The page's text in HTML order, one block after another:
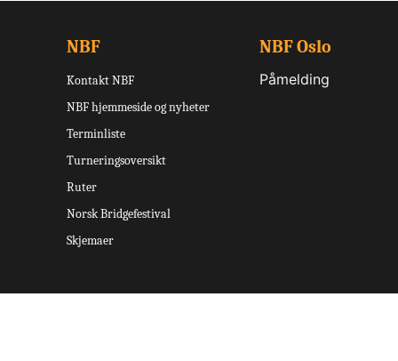
NBF
Kontakt NBF
NBF hjemmeside og nyheter
Terminliste
Turneringsoversikt
Ruter
Norsk Bridgefestival
Skjemaer
NBF Oslo
Påmelding